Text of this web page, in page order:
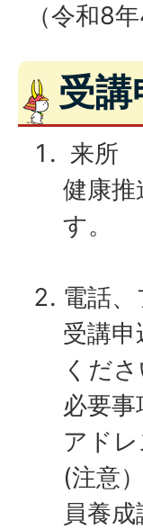
（令和8
受
来所
健康
す。
電話
受講
くださ
必要
アド
(注意
員養